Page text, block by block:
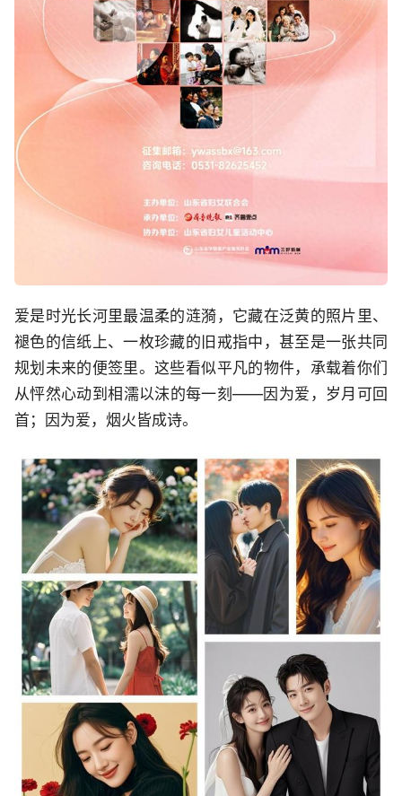
爱是时光长河里最温柔的涟漪，它藏在泛黄的照片里、
褪色的信纸上、一枚珍藏的旧戒指中，甚至是一张共同
规划未来的便签里。这些看似平凡的物件，承载着你们
从怦然心动到相濡以沫的每一刻——因为爱，岁月可回
首；因为爱，烟火皆成诗。